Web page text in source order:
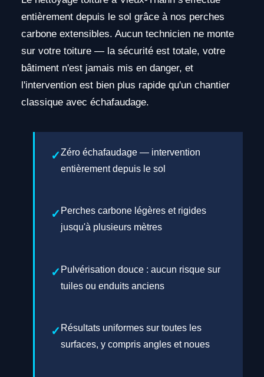
entièrement depuis le sol grâce à nos perches
carbone extensibles. Aucun technicien ne monte
sur votre toiture — la sécurité est totale, votre
bâtiment n'est jamais mis en danger, et
l'intervention est bien plus rapide qu'un chantier
classique avec échafaudage.
Zéro échafaudage — intervention
entièrement depuis le sol
Perches carbone légères et rigides
jusqu'à plusieurs mètres
Pulvérisation douce : aucun risque sur
tuiles ou enduits anciens
Résultats uniformes sur toutes les
surfaces, y compris angles et noues